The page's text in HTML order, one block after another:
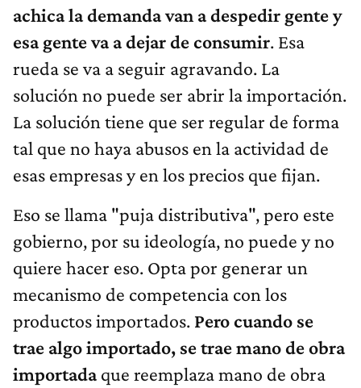
achica la demanda van a despedir gente y
esa gente va a dejar de consumir. Esa
rueda se va a seguir agravando. La
solución no puede ser abrir la importación.
La solución tiene que ser regular de forma
tal que no haya abusos en la actividad de
esas empresas y en los precios que fijan.
Eso se llama "puja distributiva", pero este
gobierno, por su ideología, no puede y no
quiere hacer eso. Opta por generar un
mecanismo de competencia con los
productos importados. Pero cuando se
trae algo importado, se trae mano de obra
importadaque reemplaza mano de obra